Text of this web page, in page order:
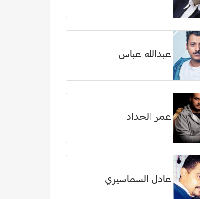
عبدالله عباس
عمر الحداد
عادل السماسيري